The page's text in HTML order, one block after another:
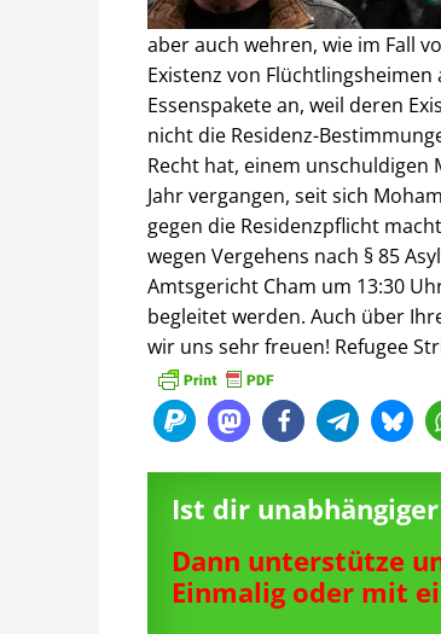
aber auch wehren, wie im Fall
Existenz von
Essenspakete an, weil deren
nicht die Residenz-
Recht hat, einem unschuldigen
Jahr vergangen, seit sich
gegen die Residenzpflicht
wegen Vergehens nach § 85
Amtsgericht Cham um 13:30
begleitet werden. Auch über
wir uns sehr freuen! Refugee
Ist dir
Dann unterstütze
Einmalig oder mit